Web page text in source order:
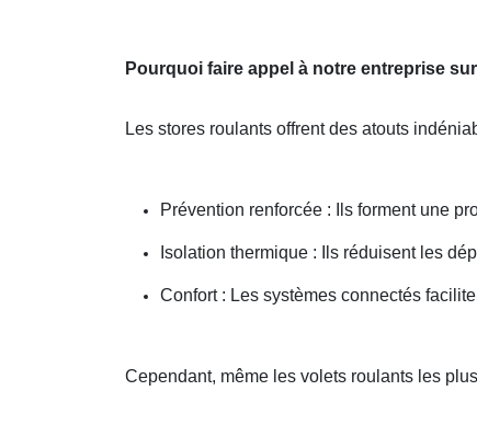
Pourquoi faire appel à notre entreprise
Les stores roulants offrent des atouts
Prévention renforcée : Ils forment une
Isolation thermique : Ils réduisent les
Confort : Les systèmes connectés
Cependant, même les volets roulants les